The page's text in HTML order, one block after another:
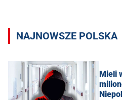
NAJNOWSZE POLSKA
Mieli